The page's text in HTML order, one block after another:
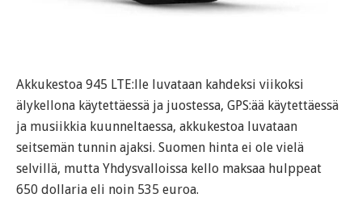
Akkukestoa 945 LTE:lle luvataan kahdeksi viikoksi
älykellona käytettäessä ja juostessa, GPS:ää käytettäessä
ja musiikkia kuunneltaessa, akkukestoa luvataan
seitsemän tunnin ajaksi. Suomen hinta ei ole vielä
selvillä, mutta Yhdysvalloissa kello maksaa hulppeat
650 dollaria eli noin 535 euroa.